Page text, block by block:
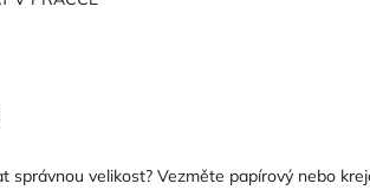
správnou velikost? Vezměte papírový nebo